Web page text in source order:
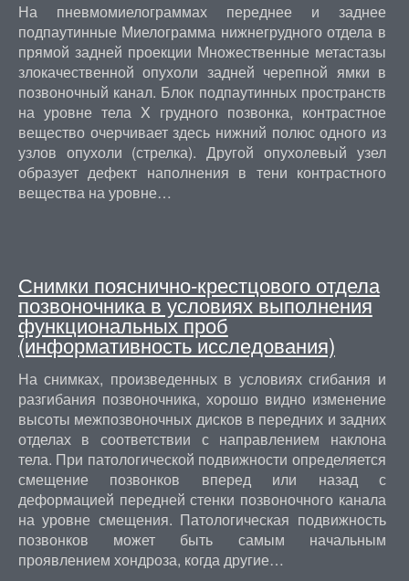
На пневмомиелограммах переднее и заднее
подпаутинные Миелограмма нижнегрудного отдела в
прямой задней проекции Множественные метастазы
злокачественной опухоли задней черепной ямки в
позвоночный канал. Блок подпаутинных пространств
на уровне тела X грудного позвонка, контрастное
вещество очерчивает здесь нижний полюс одного из
узлов опухоли (стрелка). Другой опухолевый узел
образует дефект наполнения в тени контрастного
вещества на уровне…
Снимки пояснично-крестцового отдела
позвоночника в условиях выполнения
функциональных проб
(информативность исследования)
На снимках, произведенных в условиях сгибания и
разгибания позвоночника, хорошо видно изменение
высоты межпозвоночных дисков в передних и задних
отделах в соответствии с направлением наклона
тела. При патологической подвижности определяется
смещение позвонков вперед или назад с
деформацией передней стенки позвоночного канала
на уровне смещения. Патологическая подвижность
позвонков может быть самым начальным
проявлением хондроза, когда другие…